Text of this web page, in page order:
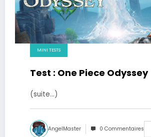
MINI TESTS
Test : One Piece Odyssey
(suite…)
AngelMaster 0 Commentaires